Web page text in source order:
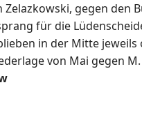
gegen den
für die
in der Mitte jeweils
von Mai gegen